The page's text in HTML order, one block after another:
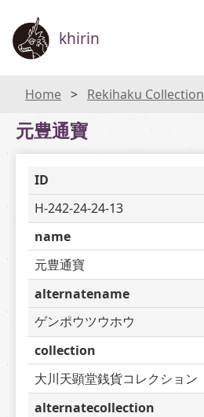
khirin
Home Rekihaku Collection Database (Collections
元豊通寶
ID
H-242-24-24-13
name
元豊通寶
alternatename
ゲンポウツウホウ
collection
大川天顕堂銭貨コレクション
alternatecollection